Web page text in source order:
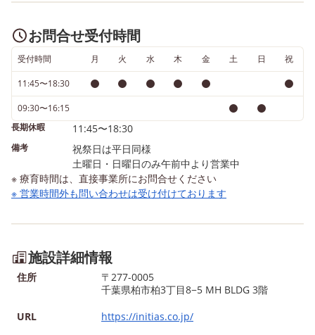
Instagramでも発信して
▣ ▢ ▣ ▢ ▣ ▢ ▣ ▢ ▣
▢ ▣ ▢ ▣ ▢ ▣ ▢ ▣ ▢
お問合せ受付時間
受付時間 月 火 水 木 金 土 日 祝
11:45〜18:30
09:30〜16:15
長期休暇
11:45〜18:30
備考
祝祭日は平日同様
土曜日・日曜日のみ午前中より営業中
※ 療育時間は、直接事業所にお問合せください
※ 営業時間外も問い合わせは受け付けております
施設詳細情報
住所
〒277-0005
千葉県柏市柏3丁目8−5 MH BLDG 3階
URL
https://initias.co.jp/